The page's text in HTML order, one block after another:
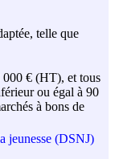
telle que
000 € (HT), et tous
ou égal à 90
à bons de
jeunesse (DSNJ)